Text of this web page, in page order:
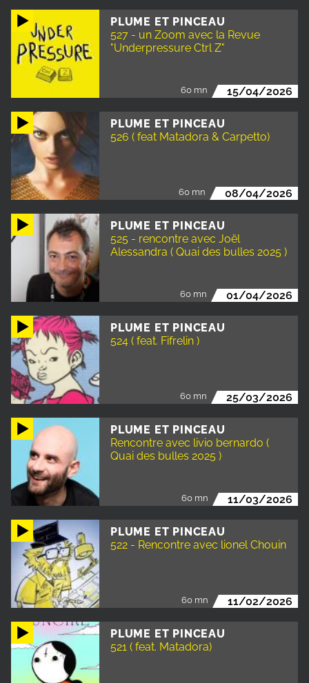
PLUME ET PINCEAU
527 - un Zoom avec la Revue
"Underpressure Ctrl Z"
60 mn 15/04/2026
PLUME ET PINCEAU
526 ( feat Matadora & Carpetto)
60 mn 08/04/2026
PLUME ET PINCEAU
525 - rencontre avec Joël
Alessandra ( Quai des bulles 2025 )
60 mn 01/04/2026
PLUME ET PINCEAU
524 ( feat. Fifrelin )
60 mn 25/03/2026
PLUME ET PINCEAU
Rencontre avec livio bernardo (
Quai des bulles 2025 )
60 mn 11/03/2026
PLUME ET PINCEAU
522 - Rencontre avec lionel Chouin
60 mn 11/02/2026
PLUME ET PINCEAU
521 ( feat. Matadora)